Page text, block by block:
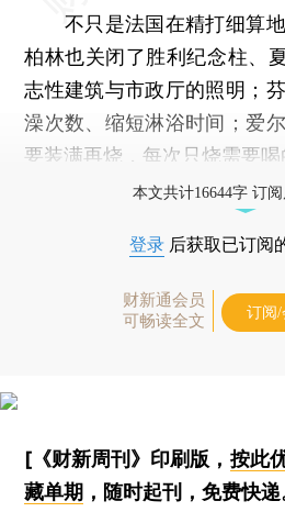
不只是法国在精打细算地
柏林也关闭了胜利纪念柱、
志性建筑与市政厅的照明；
澡次数、缩短淋浴时间；爱
要装满再烧，每次只烧需要
本文共计16644字 订
登录 后获取已订阅
财新通会员
可畅读全文
订阅/
[《财新周刊》印刷版， 按此
藏单期 ，随时起刊，免费快